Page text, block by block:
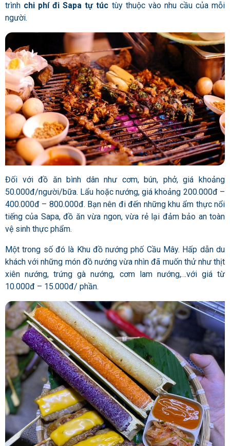
trình chi phí đi Sapa tự túc tùy thuộc vào nhu cầu của mỗi
người.
Đối với đồ ăn bình dân như cơm, bún, phở, giá khoảng
50.000đ/người/bữa. Lẩu hoặc nướng, giá khoảng 200.000đ –
400.000đ – 800.000đ. Bạn nên đi đến những khu ẩm thực nổi
tiếng của Sapa, đồ ăn vừa ngon, vừa rẻ lại đảm bảo an toàn
vệ sinh thực phẩm.
Một trong số đó là Khu đồ nướng phố Cầu Mây. Hấp dẫn du
khách với những món đồ nướng vừa nhìn đã muốn thử như thịt
xiên nướng, trứng gà nướng, cơm lam nướng,…với giá từ
10.000đ – 15.000đ/ phần.